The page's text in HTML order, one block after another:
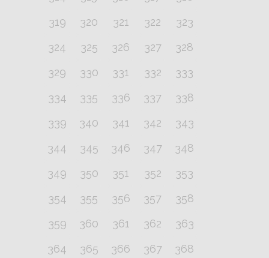
319
320 321 322
323
324
325 326 327
328
329
330 331 332
333
334
335 336 337
338
339
340 341 342
343
344
345 346 347
348
349
350 351 352
353
354
355 356 357
358
359
360 361 362
363
364
365 366 367
368